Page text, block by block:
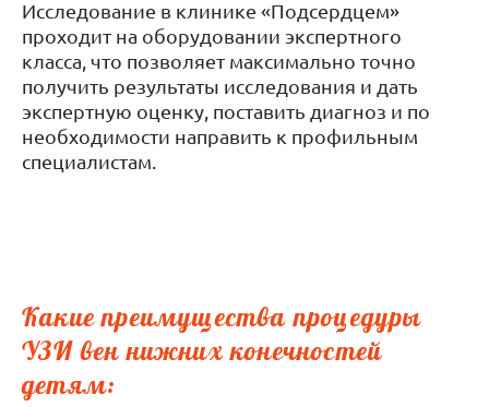
Исследование в клинике «Подсердцем»
проходит на оборудовании экспертного
класса, что позволяет максимально точно
получить результаты исследования и дать
экспертную оценку, поставить диагноз и по
необходимости направить к профильным
специалистам.
Какие преимущества процедуры
УЗИ вен нижних конечностей
детям: